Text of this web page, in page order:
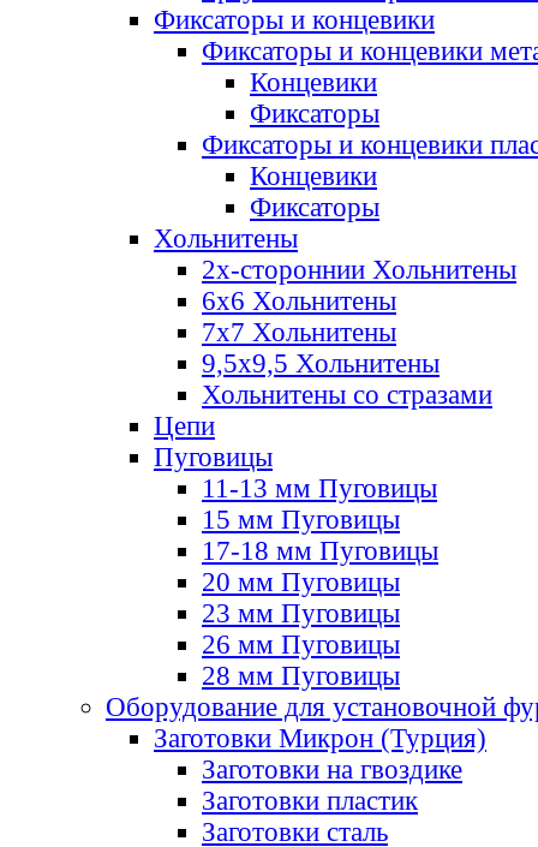
Фиксаторы и концевики
Фиксаторы и концевики
Концевики
Фиксаторы
Фиксаторы и концевики
Концевики
Фиксаторы
Хольнитены
2х-стороннии Хольнитены
6х6 Хольнитены
7х7 Хольнитены
9,5х9,5 Хольнитены
Хольнитены со стразами
Цепи
Пуговицы
11-13 мм Пуговицы
15 мм Пуговицы
17-18 мм Пуговицы
20 мм Пуговицы
23 мм Пуговицы
26 мм Пуговицы
28 мм Пуговицы
Оборудование для установочной
Заготовки Микрон (Турция)
Заготовки на гвоздике
Заготовки пластик
Заготовки сталь